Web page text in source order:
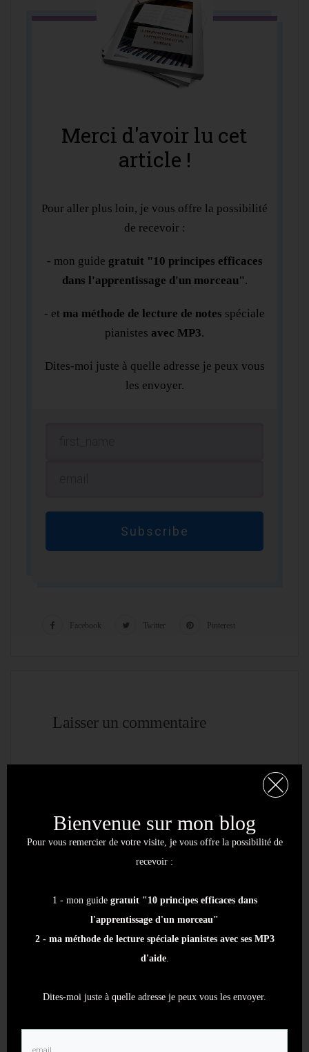
Merci d'avoir lu cet
article !
Pour aller plus loin, je vous offre la possibilité
de recevoir :
- mon guide gratuit "10 principes efficaces
dans l'apprentissage d'un morceau".
- et ma méthode de lecture de notes spéciale
pianistes avec MP3.
Dites-moi juste à quelle adresse je peux vous
les envoyer.
Subscribe
Facebook Twitter Pinterest
Laisser un commentaire
Bienvenue sur mon blog
Pour vous remercier de votre visite, je vous offre la possibilité de
recevoir :
1 - mon guide gratuit "10 principes efficaces dans
l'apprentissage d'un morceau"
2 - ma méthode de lecture spéciale pianistes avec ses MP3
d'aide.
Dites-moi juste à quelle adresse je peux vous les envoyer.